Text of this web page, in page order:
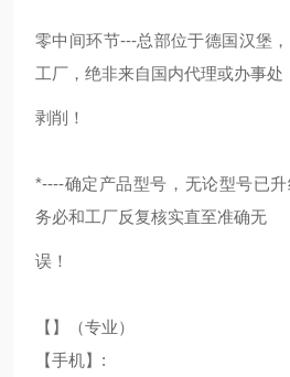
零中间环节---总部位于德国汉堡
工厂，绝非来自国内代理或办事处
剥削！
*----确定产品型号，无论型号已
务必和工厂反复核实直至准确无
误！
【】（专业）
【手机】: